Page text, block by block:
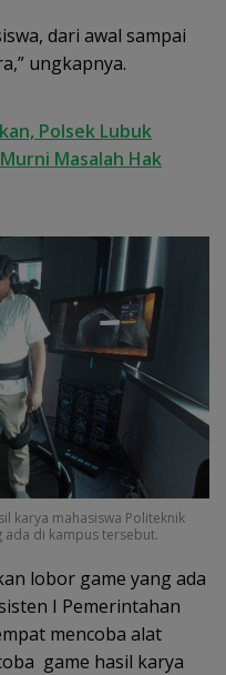
dari awal sampai
ungkapnya.
Polsek Lubuk
Masalah Hak
karya mahasiswa Politeknik
ada di kampus tersebut.
lobor game yang ada
I Pemerintahan
mencoba alat
game hasil karya